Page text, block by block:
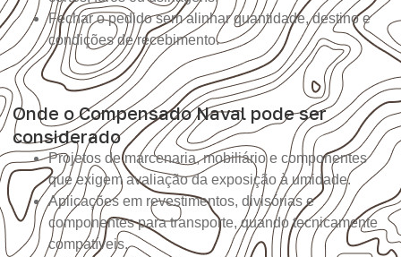
Fechar o pedido sem alinhar quantidade, destino e
condições de recebimento.
Onde o Compensado Naval pode ser
considerado
Projetos de marcenaria, mobiliário e componentes
que exigem avaliação da exposição à umidade.
Aplicações em revestimentos, divisórias e
componentes para transporte, quando tecnicamente
compatíveis.